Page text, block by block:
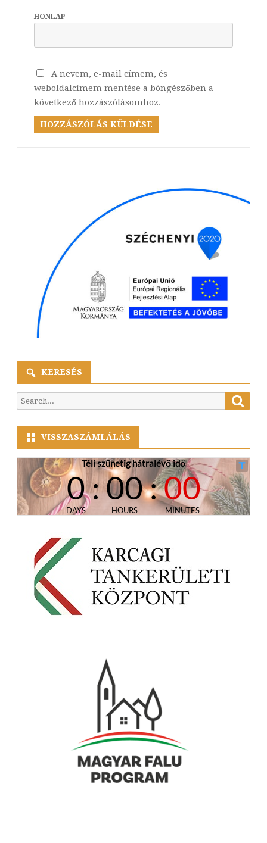
HONLAP
A nevem, e-mail címem, és
weboldalcímem mentése a böngészőben a
következő hozzászólásomhoz.
KERESÉS
Search
for:
VISSZASZÁMLÁLÁS